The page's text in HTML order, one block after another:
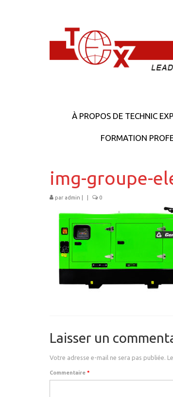
À PROPOS DE TECHNIC
FORMATION
img-groupe-
par admin 0
Laisser un
Votre adresse e-mail ne sera pas publiée.
Commentaire *